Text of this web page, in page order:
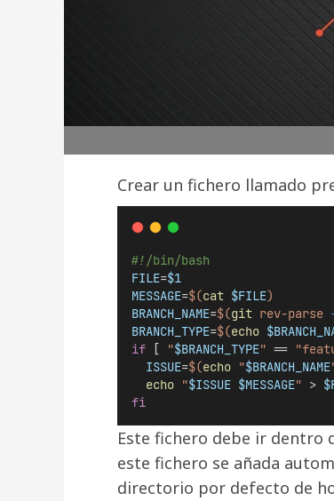
Crear un fichero llamado
#!/bin/bash
FILE=$1
MESSAGE=$(cat $FILE)
BRANCH_NAME=$(git rev-parse
BRANCH_TYPE=$(echo
if [ "$BRANCH_TYPE" ==
ISSUE=$(echo "$BRANCH_NAME
echo "$ISSUE $MESSAGE" >
fi
Este fichero debe ir dentro
este fichero se añada
directorio por defecto de